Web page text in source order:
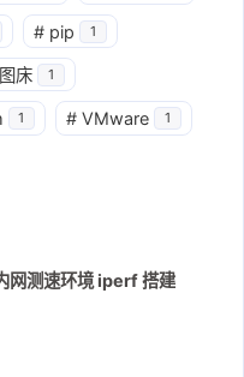
# pip 1
图床 1
1 # VMware 1
网测速环境 iperf 搭建